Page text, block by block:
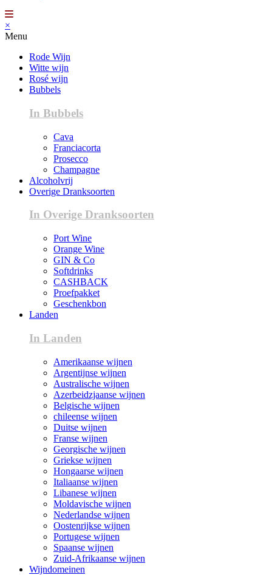
×
Menu
Rode Wijn
Witte wijn
Rosé wijn
Bubbels
In Bubbels
Cava
Franciacorta
Prosecco
Champagne
Alcoholvrij
Overige Dranksoorten
In Overige Dranksoorten
Port Wine
Orange Wine
GIN & Co
Softdrinks
CASHBACK
Proefpakket
Geschenkbon
Landen
In Landen
Amerikaanse wijnen
Argentijnse wijnen
Australische wijnen
Azerbeidzjaanse wijnen
Belgische wijnen
chileense wijnen
Duitse wijnen
Franse wijnen
Georgische wijnen
Griekse wijnen
Hongaarse wijnen
Italiaanse wijnen
Libanese wijnen
Moldavische wijnen
Nederlandse wijnen
Oostenrijkse wijnen
Portugese wijnen
Spaanse wijnen
Zuid-Afrikaanse wijnen
Wijndomeinen